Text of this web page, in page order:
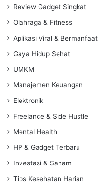
Review Gadget Singkat
Olahraga & Fitness
Aplikasi Viral & Bermanfaat
Gaya Hidup Sehat
UMKM
Manajemen Keuangan
Elektronik
Freelance & Side Hustle
Mental Health
HP & Gadget Terbaru
Investasi & Saham
Tips Kesehatan Harian